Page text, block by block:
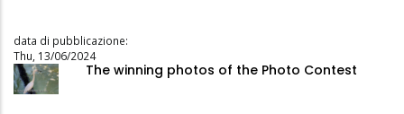
data di pubblicazione:
Thu, 13/06/2024
The winning photos of the Photo Contest